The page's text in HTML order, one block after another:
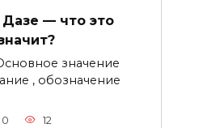
— что это
значение
, обозначение
0 12